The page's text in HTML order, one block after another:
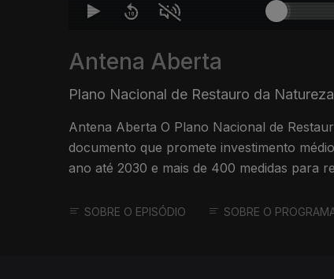
Antena Aberta
Plano Nacional de Restauro da Natureza
Antena Aberta O Plano Nacional de
documento que promete investimento
ano até 2030 e mais de 400 medidas para
urgências mais imediatas? Na sua região,
SOBRE O EPISÓDIO SOBRE O